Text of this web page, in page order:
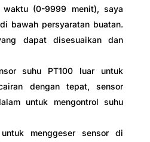
waktu (0-9999 menit), saya
bawah persyaratan buatan.
dapat disesuaikan dan
suhu PT100 luar untuk
dengan tepat, sensor
untuk mengontrol suhu
menggeser sensor di